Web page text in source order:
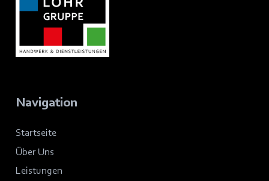
Navigation
Startseite
Über Uns
Leistungen